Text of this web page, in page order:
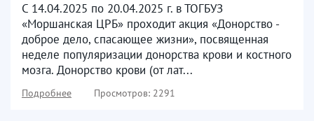
С 14.04.2025 по 20.04.2025 г. в ТОГБУЗ
«Моршанская ЦРБ» проходит акция «Донорство -
доброе дело, спасающее жизни», посвященная
неделе популяризации донорства крови и костного
мозга. Донорство крови (от лат...
Подробнее Просмотров: 2291